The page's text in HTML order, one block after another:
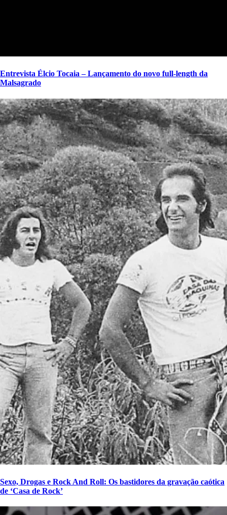
Entrevista Élcio Tocaia – Lançamento do novo full-length da
Malsagrado
Sexo, Drogas e Rock And Roll: Os bastidores da gravação caótica
de ‘Casa de Rock’